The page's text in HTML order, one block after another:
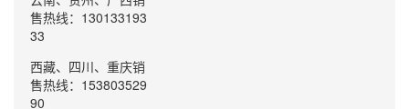
售热线：130133193
33
西藏、四川、重庆销
售热线：153803529
90